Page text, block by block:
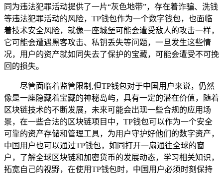
同为违法犯罪活动提供了一片“灰色地带”，存在着诈骗、洗钱
等违法犯罪活动的风险，TP钱包作为一个数字钱包，也面临
着技术安全风险，就像一座城堡可能会遭受敌人的攻击一样，
它可能会遭遇黑客攻击、私钥丢失等问题，一旦发生这些情
况，用户的资产就如同失去了保护的宝藏，可能会遭受不可挽
回的损失。
尽管面临着监管限制,但TP钱包对于中国用户来说，仍然
像是一座隐藏着宝藏的神秘岛屿，具有一定的潜在价值，随着
区块链技术的不断发展，未来可能会出现一些合规的应用场
景，在一些合法的区块链项目中，TP钱包可以作为一个安全
可靠的资产存储和管理工具，为用户守护好他们的数字资产，
中国用户也可以通过TP钱包，如同打开一扇通往全球的窗
户，了解全球区块链和加密货币的发展动态，学习相关知识，
拓宽自己的视野，在使用TP钱包时，中国用户必须时刻保持